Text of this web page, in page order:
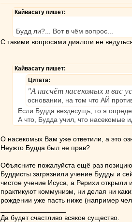
Кайвасату пишет:
Будд ли?... Вот в чём вопрос...
С такими вопросами диалоги не
Кайвасату пишет:
Цитата:
"А насчёт насекомых я вас
основании, на том что АЙ
Если Будда вездесущь, то я
А что, Будда учил, что насекомые
О насекомых Вам уже ответили, а это
Неужто Будда был не прав?
Объясните пожалуйста ещё раз
Буддисты загрязнили учение Будды и
чистое учение Исуса, а Рерихи открыли
практикуют коммунизм, ни делая ни
рождении уже пасть ниже (например
Да будет счастливо всякое существо.